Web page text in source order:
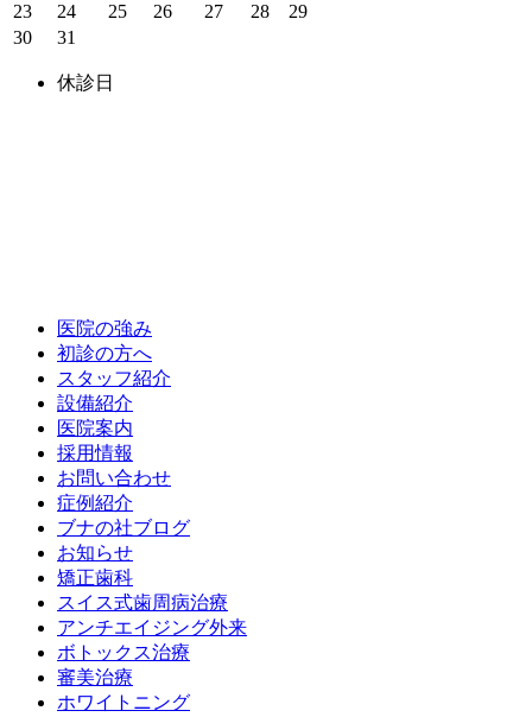
23
24 25 26 27 28
29
30
31
休診日
医院の強み
初診の方へ
スタッフ紹介
設備紹介
医院案内
採用情報
お問い合わせ
症例紹介
ブナの社ブログ
お知らせ
矯正歯科
スイス式歯周病治療
アンチエイジング外来
ボトックス治療
審美治療
ホワイトニング